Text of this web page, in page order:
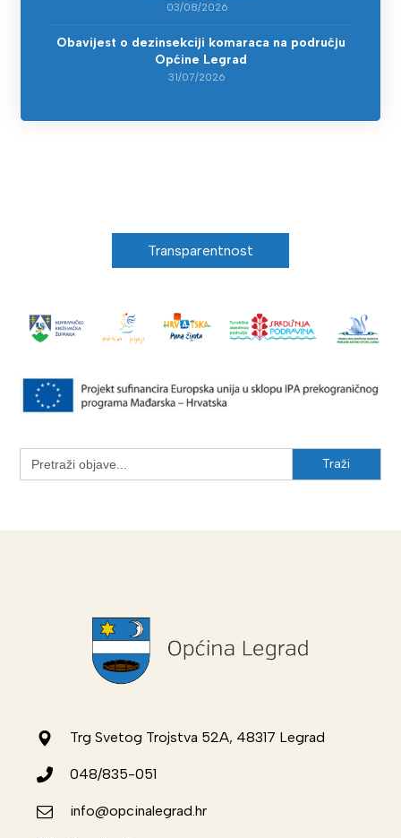
03/08/2026
Obavijest o dezinsekciji komaraca na području
Općine Legrad
31/07/2026
Transparentnost
Search
for:
Trg Svetog Trojstva 52A, 48317 Legrad
048/835-051
info@opcinalegrad.hr